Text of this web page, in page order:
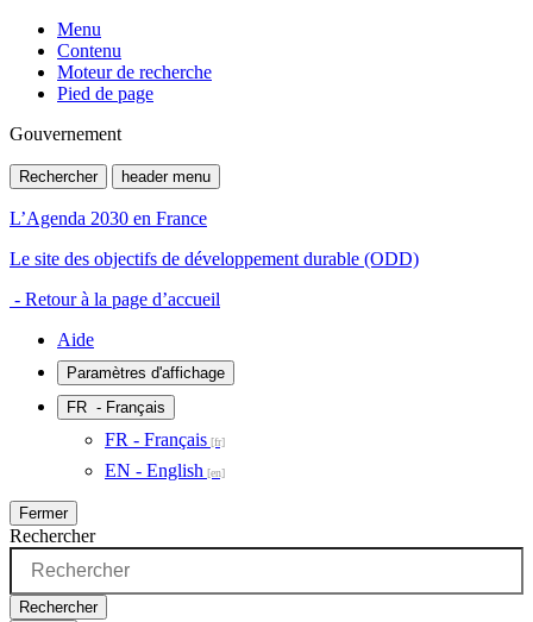
Menu
Contenu
Moteur de recherche
Pied de page
Gouvernement
Rechercher header menu
L’Agenda 2030 en France
Le site des objectifs de développement durable (ODD)
- Retour à la page d’accueil
Aide
Paramètres d'affichage
FR - Français
FR - Français
EN - English
Fermer
Rechercher
Rechercher